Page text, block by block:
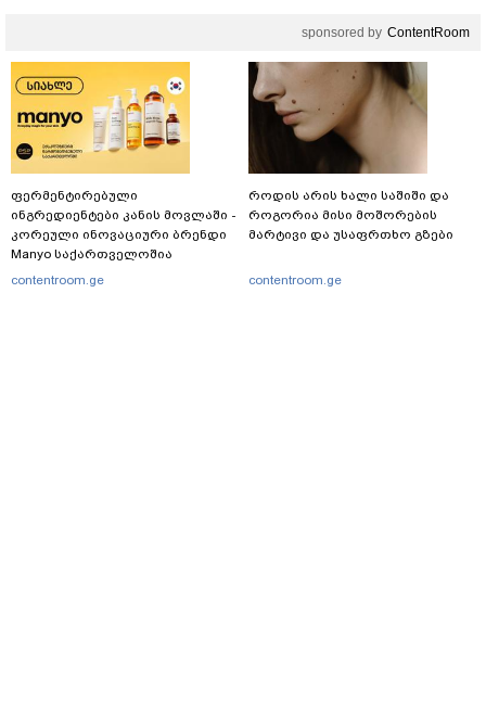
sponsored by ContentRoom
ფერმენტირებული
ინგრედიენტები კანის მოვლაში -
კორეული ინოვაციური ბრენდი
Manyo საქართველოშია
contentroom.ge
როდის არის ხალი საშიში და
როგორია მისი მოშორების
მარტივი და უსაფრთხო გზები
contentroom.ge